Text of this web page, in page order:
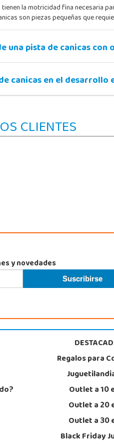
la motricidad fina necesaria
son piezas pequeñas que
una pista de canicas con
canicas en el desarrollo
CLIENTES
y novedades
Regalos para
Outlet a 10
Outlet a 20
Outlet a 30
Black Friday